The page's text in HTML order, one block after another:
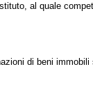
al quale
di beni